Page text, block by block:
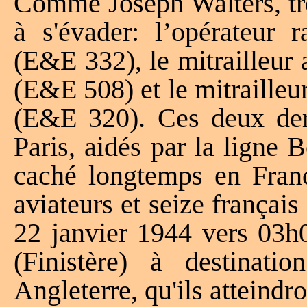
à s'évader: l’opérateur
(E&E 332), le mitrailleur
(E&E 508) et le
(E&E 320). Ces deux
Paris, aidés par la ligne
caché longtemps en
aviateurs et seize
22 janvier 1944 vers
(Finistère) à
Angleterre, qu'ils